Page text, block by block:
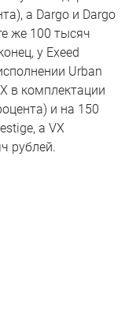
а Dargo и Dargo
же 100 тысяч
у Exeed
Urban
в комплектации
и на 150
а VX
рублей.